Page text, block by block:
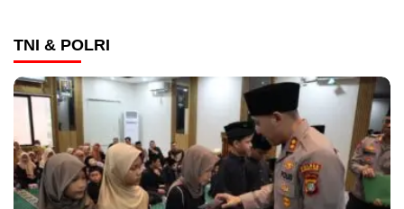
TNI & POLRI